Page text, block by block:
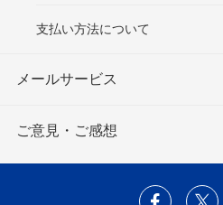
支払い方法について
メールサービス
ご意見・ご感想